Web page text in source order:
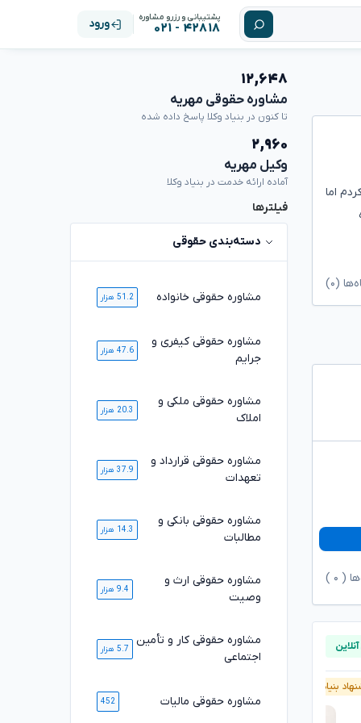
پشتیبانی و رزرو مشاوره
۴۲۸۱۸ - ۰۲۱ ورود
کردم اما
(۰)
( ۰
بنیاد وکلا
۱۲,۶۴۸
مشاوره حقوقی مهریه
تا کنون در بنیاد وکلا پاسخ داده شده
۲,۹۶۰
وکیل مهریه
آماده ارائه خدمت در بنیاد وکلا
فیلترها
دسته‌بندی حقوقی
مشاوره حقوقی خانواده 51.2 هزار
مشاوره حقوقی کیفری و
جرایم
47.6 هزار
مشاوره حقوقی ملکی و
املاک
20.3 هزار
مشاوره حقوقی قرارداد و
تعهدات
37.9 هزار
مشاوره حقوقی بانکی و
مطالبات
14.3 هزار
مشاوره حقوقی ارث و
وصیت
9.4 هزار
مشاوره حقوقی کار و تأمین
اجتماعی
5.7 هزار
مشاوره حقوقی مالیات 452